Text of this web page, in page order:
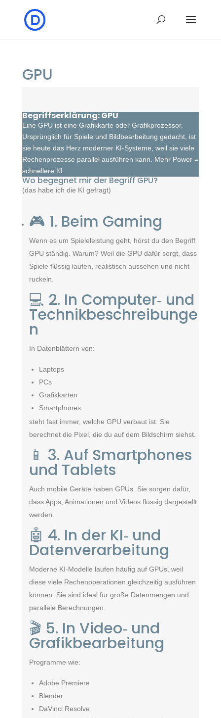
GPU
Begriffserklärung: GPU
Eine GPU ist eine Grafikkarte oder Grafikprozessor.
Ursprünglich für Spiele und Bildbearbeitung gedacht, ist
sie heute das Herz moderner KI-Systeme, weil sie viele
Rechenprozesse parallel ausführen kann. Mehr Power =
schnellere KI.
Wo begegnet mir der Begriff GPU?
(das habe ich die KI gefragt)
🎮 1. Beim Gaming
Wenn es um Spieleleistung geht, hörst du den Begriff
GPU ständig. Warum? Weil die GPU dafür sorgt, dass
Spiele flüssig laufen, realistisch aussehen und nicht
ruckeln.
💻 2. In Computer‑ und
Technikbeschreibunge
n
In Datenblättern von:
Laptops
PCs
Grafikkarten
Smartphones
steht fast immer, welche GPU verbaut ist. Sie
berechnet die Pixel, die du auf dem Bildschirm siehst.
📱 3. Auf Smartphones
und Tablets
Auch mobile Geräte haben GPUs. Sie sorgen dafür,
dass Apps, Animationen und Videos flüssig dargestellt
werden.
🤖 4. In der KI‑ und
Datenverarbeitung
Moderne KI‑Modelle laufen häufig auf GPUs, weil
diese viele Rechenoperationen gleichzeitig ausführen
können. Sie sind ideal für große Datenmengen und
parallele Berechnungen.
🎬 5. In Video‑ und
Grafikbearbeitung
Programme wie:
Adobe Premiere
Blender
DaVinci Resolve